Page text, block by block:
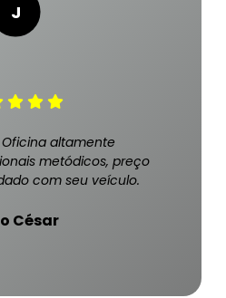
altamente
metódicos, preço
com seu veículo.
César